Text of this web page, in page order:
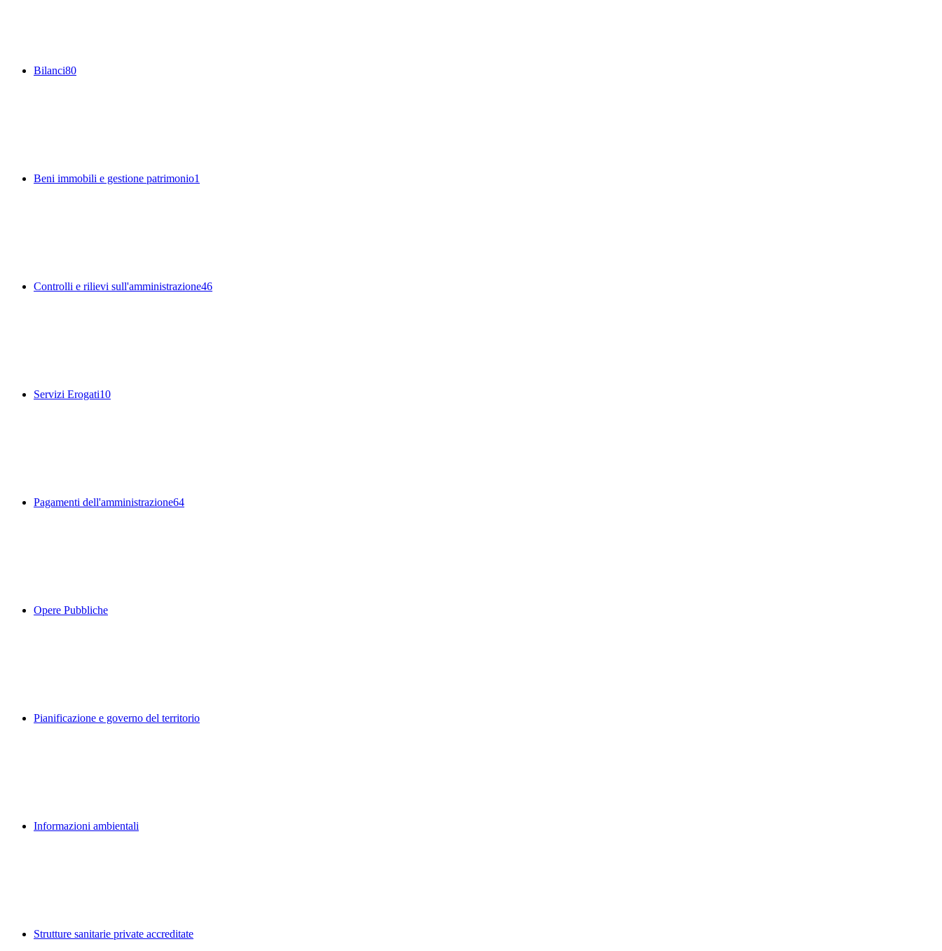
Bilanci80
Beni immobili e gestione patrimonio1
Controlli e rilievi sull'amministrazione46
Servizi Erogati10
Pagamenti dell'amministrazione64
Opere Pubbliche
Pianificazione e governo del territorio
Informazioni ambientali
Strutture sanitarie private accreditate